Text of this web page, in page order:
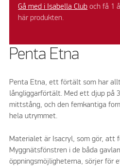
Gå med i Isabella Club och få 1
här produkten.
Penta Etna
Penta Etna, ett förtält som har
långliggarförtält. Med ett djup på
mittstång, och den femkantiga
hela utrymmet.
Materialet är Isacryl, som gör, att
Myggnätsfönstren i de båda
öppningsmöjligheterna, sörjer för